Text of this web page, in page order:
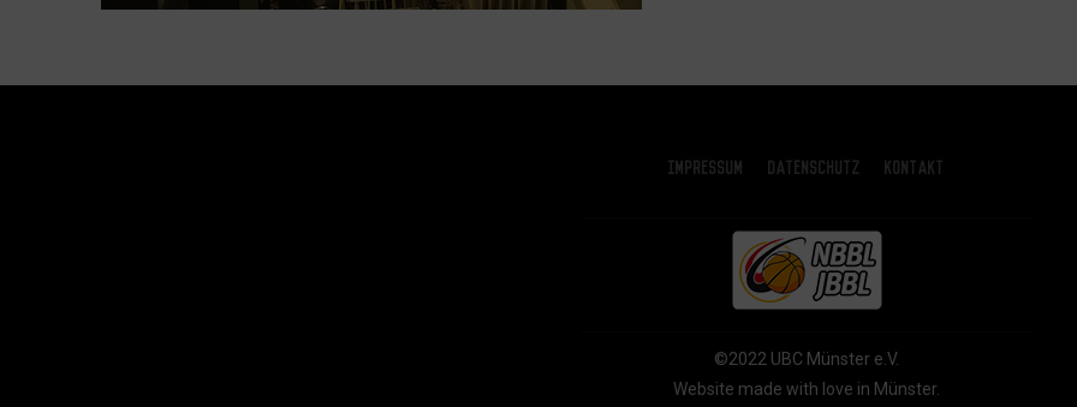
Impressum Datenschutz Kontakt
©2022 UBC Münster e.V.
Website made with love in Münster.